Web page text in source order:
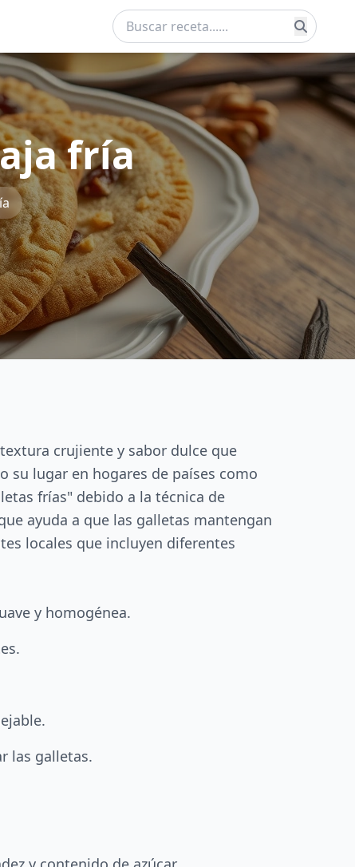
fría
crujiente y sabor dulce que
su lugar en hogares de países como
frías" debido a la técnica de
ayuda a que las galletas mantengan
locales que incluyen diferentes
y homogénea.
las galletas.